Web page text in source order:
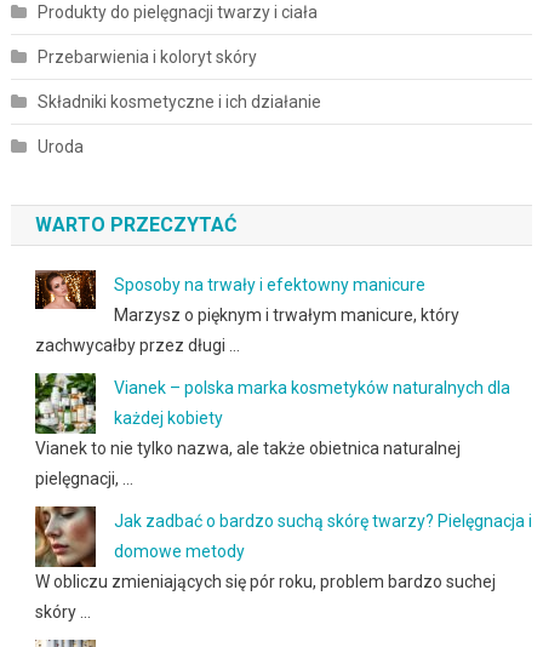
Produkty do pielęgnacji twarzy i ciała
Przebarwienia i koloryt skóry
Składniki kosmetyczne i ich działanie
Uroda
WARTO PRZECZYTAĆ
Sposoby na trwały i efektowny manicure
Marzysz o pięknym i trwałym manicure, który
zachwycałby przez długi …
Vianek – polska marka kosmetyków naturalnych dla
każdej kobiety
Vianek to nie tylko nazwa, ale także obietnica naturalnej
pielęgnacji, …
Jak zadbać o bardzo suchą skórę twarzy? Pielęgnacja i
domowe metody
W obliczu zmieniających się pór roku, problem bardzo suchej
skóry …